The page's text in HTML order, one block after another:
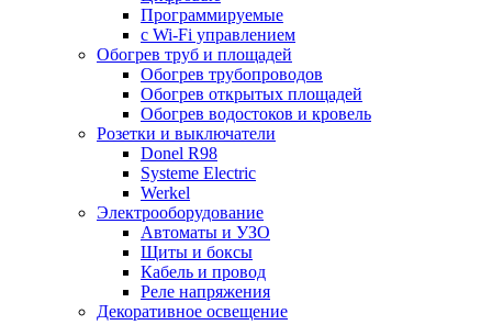
Программируемые
с Wi-Fi управлением
Обогрев труб и площадей
Обогрев трубопроводов
Обогрев открытых площадей
Обогрев водостоков и кровель
Розетки и выключатели
Donel R98
Systeme Electric
Werkel
Электрооборудование
Автоматы и УЗО
Щиты и боксы
Кабель и провод
Реле напряжения
Декоративное освещение